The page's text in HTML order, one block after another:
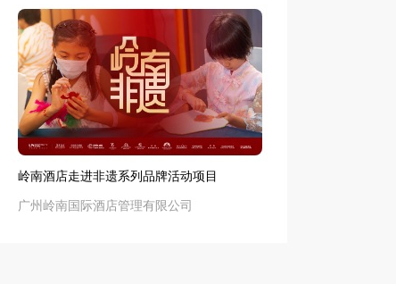
岭南酒店走进非遗系列品牌活动项目
广州岭南国际酒店管理有限公司